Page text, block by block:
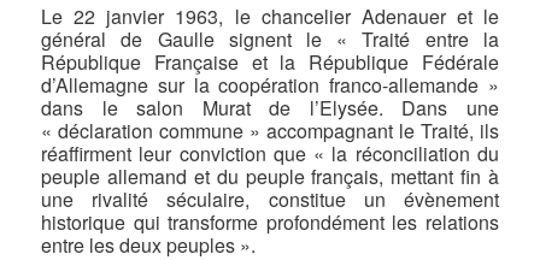
Le 22 janvier 1963, le chancelier Adenauer et le
général de Gaulle signent le « Traité entre la
République Française et la République Fédérale
d’Allemagne sur la coopération franco-allemande »
dans le salon Murat de l’Elysée. Dans une
« déclaration commune » accompagnant le Traité, ils
réaffirment leur conviction que « la réconciliation du
peuple allemand et du peuple français, mettant fin à
une rivalité séculaire, constitue un évènement
historique qui transforme profondément les relations
entre les deux peuples ».